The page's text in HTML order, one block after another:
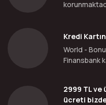
Kredi
World -
Finansbank
2999 TL
ücreti